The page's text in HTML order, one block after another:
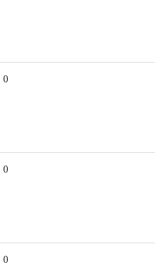
0
0
0